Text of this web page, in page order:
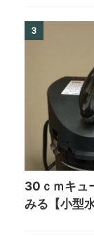
3
30ｃｍキュ
みる【小型